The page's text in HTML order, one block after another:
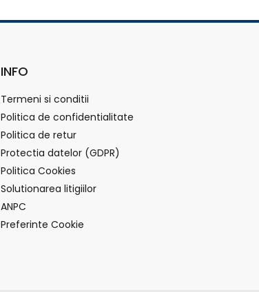
INFO
Termeni si conditii
Politica de confidentialitate
Politica de retur
Protectia datelor (GDPR)
Politica Cookies
Solutionarea litigiilor
ANPC
Preferinte Cookie